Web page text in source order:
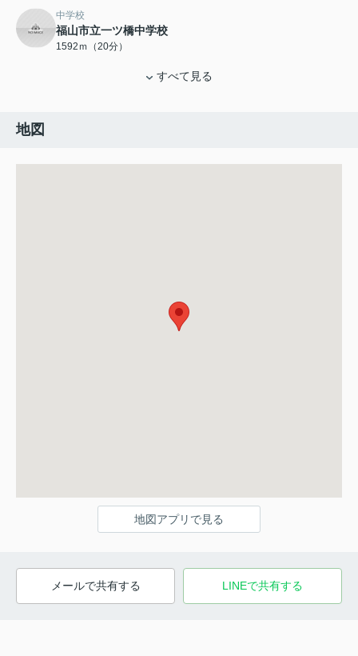
中学校
福山市立一ツ橋中学校
1592ｍ（20分）
すべて見る
地図
地図アプリで見る
メールで共有する LINEで共有する